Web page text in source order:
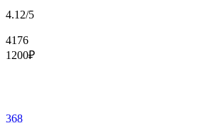
4.12/5
4176
1200₽
368